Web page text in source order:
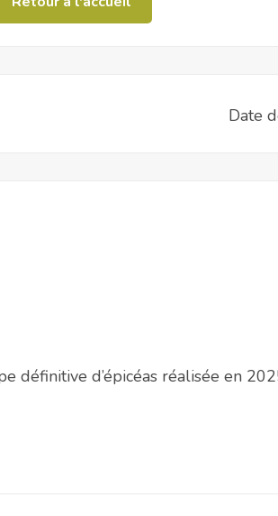
Date
définitive d’épicéas réalisée en